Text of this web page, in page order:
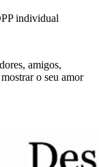
individual
amigos,
o seu amor